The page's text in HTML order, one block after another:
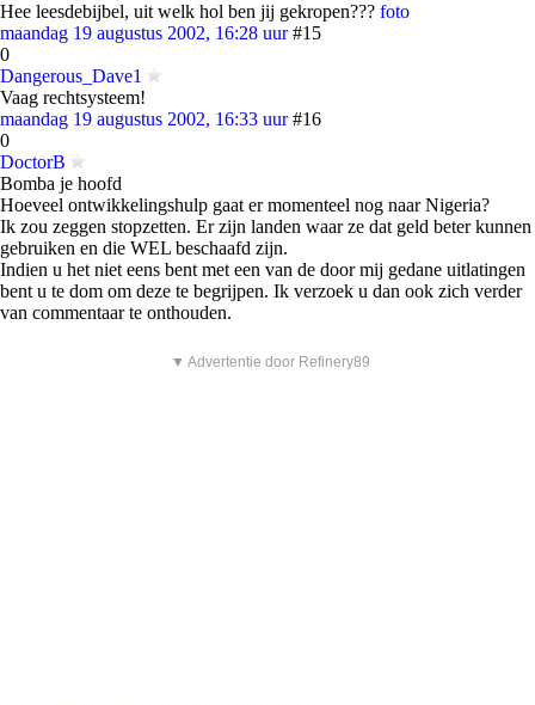
Hee leesdebijbel, uit welk hol ben jij gekropen??? foto
maandag 19 augustus 2002, 16:28 uur #15
0
Dangerous_Dave1
Vaag rechtsysteem!
maandag 19 augustus 2002, 16:33 uur #16
0
DoctorB
Bomba je hoofd
Hoeveel ontwikkelingshulp gaat er momenteel nog naar Nigeria?
Ik zou zeggen stopzetten. Er zijn landen waar ze dat geld beter kunnen
gebruiken en die WEL beschaafd zijn.
Indien u het niet eens bent met een van de door mij gedane uitlatingen
bent u te dom om deze te begrijpen. Ik verzoek u dan ook zich verder
van commentaar te onthouden.
▼ Advertentie door Refinery89